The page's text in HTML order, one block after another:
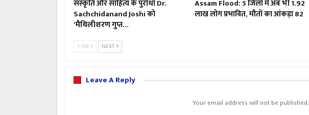
संस्कृति और साहित्य के पुरोधा Dr.
Sachchidanand Joshi को
‘मैथिलीशरण गुप्त…
Assam Flood: 5 जिलों में अब भी 1.92
लाख लोग प्रभावित, मौतों का आंकड़ा 82
PREV NEXT
Leave A Reply
Your email address will not be published.